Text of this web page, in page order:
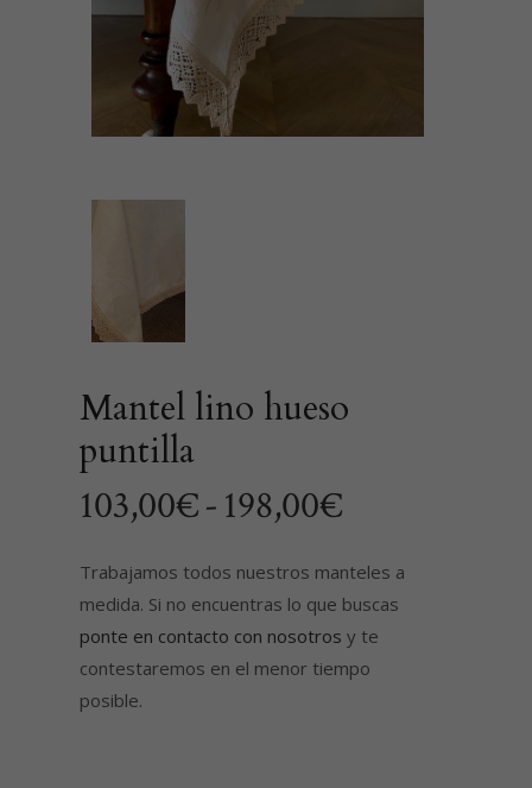
Mantel lino hueso
puntilla
103,00€-198,00€Rango
precios:
desde
103,00€
hasta
Trabajamos todos nuestros manteles a
medida. Si no encuentras lo que buscas
ponte en contacto con nosotros y te
contestaremos en el menor tiempo
posible.